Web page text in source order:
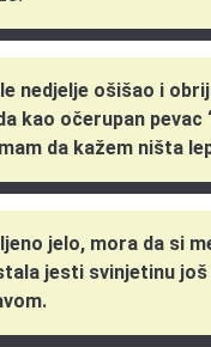
nedjelje ošišao i
kao očerupan pevac
da kažem ništa
jelo, mora da si
jesti svinjetinu